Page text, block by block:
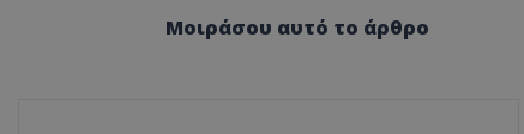
Μοιράσου αυτό το άρθρο